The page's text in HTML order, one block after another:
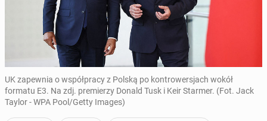
UK zapewnia o współpracy z Polską po kontrowersjach wokół
formatu E3. Na zdj. premierzy Donald Tusk i Keir Starmer. (Fot. Jack
Taylor - WPA Pool/Getty Images)